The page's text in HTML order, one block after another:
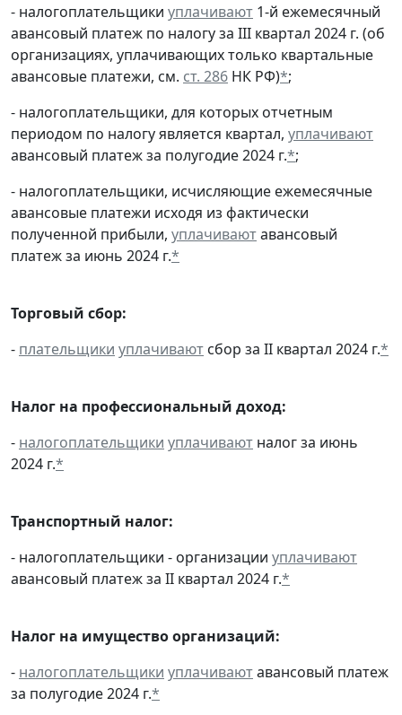
- налогоплательщики уплачивают 1-й ежемесячный
авансовый платеж по налогу за III квартал 2024 г. (об
организациях, уплачивающих только квартальные
авансовые платежи, см. ст. 286 НК РФ)*;
- налогоплательщики, для которых отчетным
периодом по налогу является квартал, уплачивают
авансовый платеж за полугодие 2024 г.*;
- налогоплательщики, исчисляющие ежемесячные
авансовые платежи исходя из фактически
полученной прибыли, уплачиваютавансовый
платеж за июнь 2024 г.*
Торговый сбор:
- плательщики уплачивают сбор за II квартал 2024 г.*
Налог на профессиональный доход:
- налогоплательщики уплачивают налог за июнь
2024 г.*
Транспортный налог:
- налогоплательщики - организации уплачивают
авансовый платеж за II квартал 2024 г.*
Налог на имущество организаций:
- налогоплательщики уплачиваютавансовый платеж
за полугодие 2024 г.*